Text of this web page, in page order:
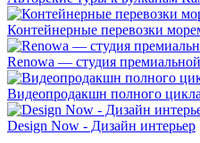
Контейнерные перевозки
Renowa — студия
Видеопродакшн полного цикла
Design Now - Дизайн интерьер